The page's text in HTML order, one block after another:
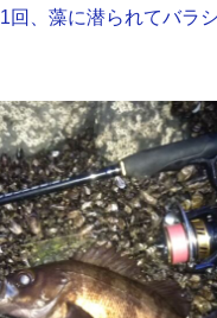
回、藻に潜られてバラ